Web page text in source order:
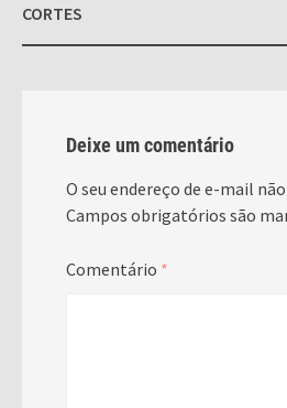
CORTES
Deixe um comentário
O seu endereço de e-mail
Campos obrigatórios são
Comentário *